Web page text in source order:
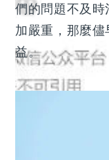
們的問題不及時
加嚴重，那麼儘
益。